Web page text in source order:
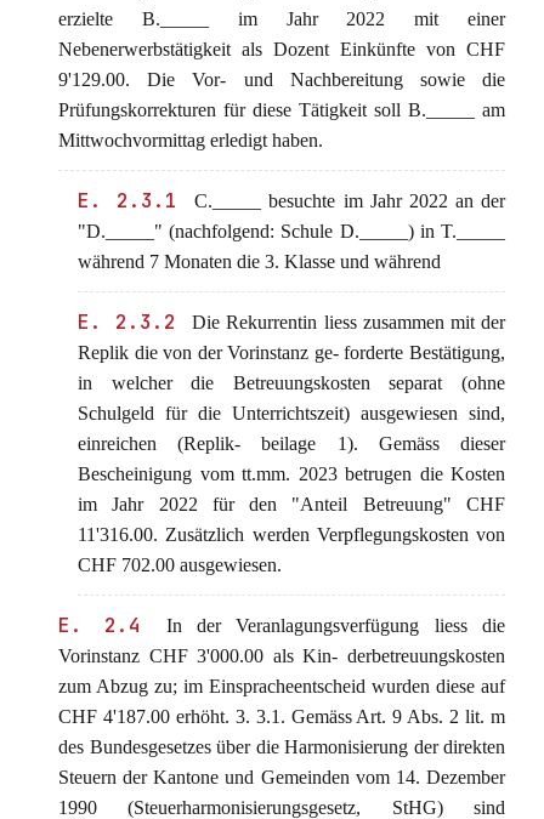
erzielte B._____ im Jahr 2022 mit einer
Nebenerwerbstätigkeit als Dozent Einkünfte von CHF
9'129.00. Die Vor- und Nachbereitung sowie die
Prüfungskorrekturen für diese Tätigkeit soll B._____ am
Mittwochvormittag erledigt haben.
E. 2.3.1
C._____ besuchte im Jahr 2022 an der
"D._____" (nachfolgend: Schule D._____) in T._____
während 7 Monaten die 3. Klasse und während
E. 2.3.2
Die Rekurrentin liess zusammen mit der
Replik die von der Vorinstanz ge- forderte Bestätigung,
in welcher die Betreuungskosten separat (ohne
Schulgeld für die Unterrichtszeit) ausgewiesen sind,
einreichen (Replik- beilage 1). Gemäss dieser
Bescheinigung vom tt.mm. 2023 betrugen die Kosten
im Jahr 2022 für den "Anteil Betreuung" CHF
11'316.00. Zusätzlich werden Verpflegungskosten von
CHF 702.00 ausgewiesen.
E. 2.4
In der Veranlagungsverfügung liess die
Vorinstanz CHF 3'000.00 als Kin- derbetreuungskosten
zum Abzug zu; im Einspracheentscheid wurden diese auf
CHF 4'187.00 erhöht. 3. 3.1. Gemäss Art. 9 Abs. 2 lit. m
des Bundesgesetzes über die Harmonisierung der direkten
Steuern der Kantone und Gemeinden vom 14. Dezember
1990 (Steuerharmonisierungsgesetz, StHG) sind